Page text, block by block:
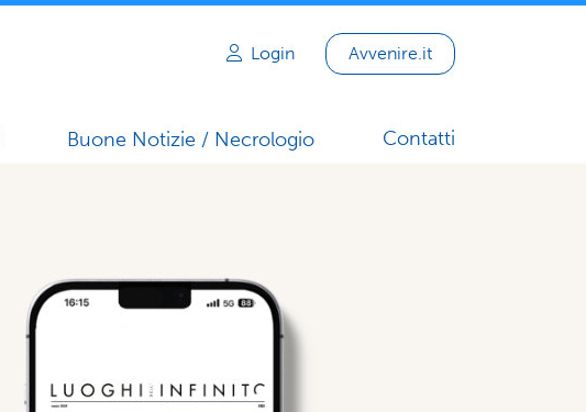
Login Avvenire.it
Buone Notizie / Necrologio Contatti